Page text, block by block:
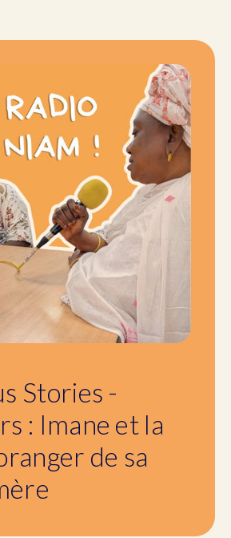
Stories -
: Imane et la
de sa